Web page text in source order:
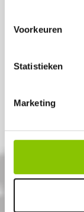
Voorkeuren
Statistieken
Marketing
10